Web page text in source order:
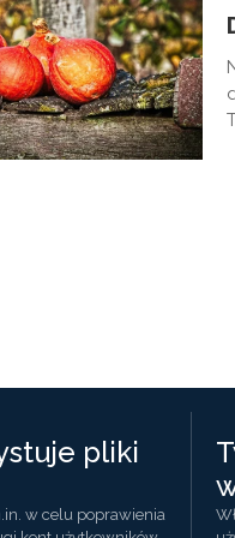
pliki
w celu poprawienia